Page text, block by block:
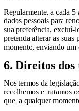
Regularmente, a cada
dados pessoais para
sua preferência, excluí-
pretenda alterar as suas
momento, enviando um
6. Direitos dos
Nos termos da
recolhemos e tratamos
que, a qualquer